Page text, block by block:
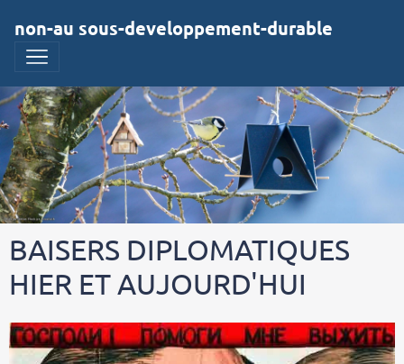
non-au sous-developpement-durable
BAISERS DIPLOMATIQUES
HIER ET AUJOURD'HUI